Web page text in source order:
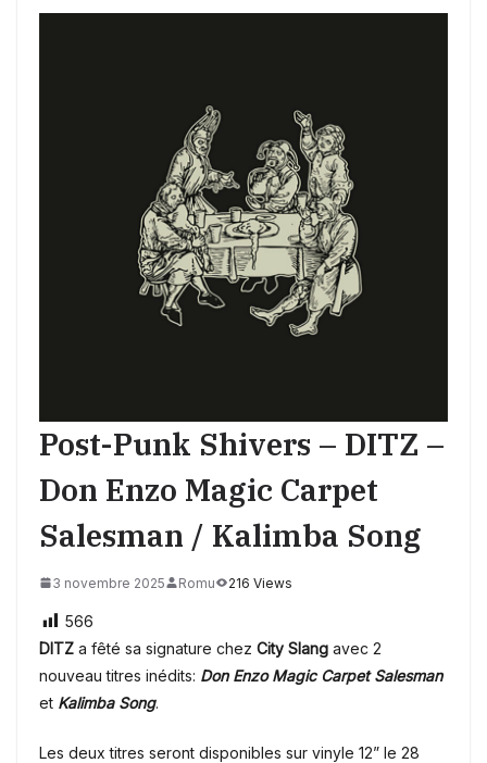
Post-Punk Shivers – DITZ –
Don Enzo Magic Carpet
Salesman / Kalimba Song
3 novembre 2025 Romu 216 Views
566
DITZ a fêté sa signature chez City Slang avec 2
nouveau titres inédits: Don Enzo Magic Carpet Salesman
et Kalimba Song.
Les deux titres seront disponibles sur vinyle 12” le 28